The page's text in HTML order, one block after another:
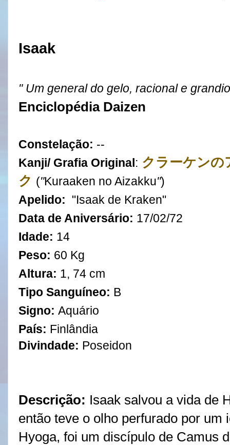
Isaak
" Um general do gelo, racional e
Enciclopédia Daizen
Constelação: --
Kanji/ Grafia Original : クラーケンの
ク ("Kuraaken no Aizakku")
Apelido: "Isaak de Kraken"
Data de Aniversário: 17/02/72
Idade: 14
Peso: 60 Kg
Altura: 1, 74 cm
Tipo Sanguíneo: B
Signo: Aquário
País: Finlândia
Divindade: Poseidon
Descrição: Isaak salvou a vida de
então teve o olho perfurado por um
Hyoga, foi um discípulo de Camus